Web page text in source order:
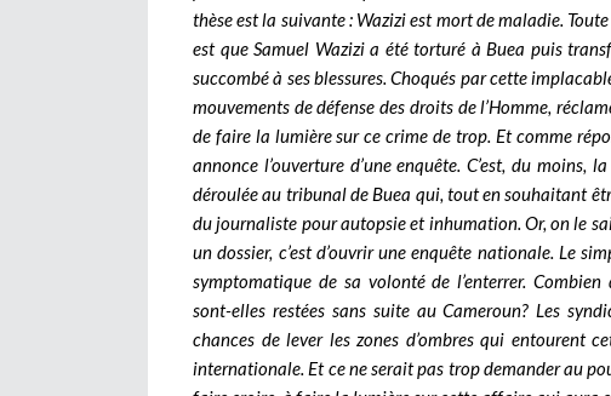
thèse est la suivante : Wazizi est mort de maladie.
est que Samuel Wazizi a été torturé à Buea puis
succombé à ses blessures. Choqués par cette
mouvements de défense des droits de l’Homme,
de faire la lumière sur ce crime de trop. Et comme
annonce l’ouverture d’une enquête. C’est, du moins,
déroulée au tribunal de Buea qui, tout en souhaitant
du journaliste pour autopsie et inhumation. Or, on le
un dossier, c’est d’ouvrir une enquête nationale. Le
symptomatique de sa volonté de l’enterrer. Combien
sont-elles restées sans suite au Cameroun? Les
chances de lever les zones d’ombres qui entourent
internationale. Et ce ne serait pas trop demander au